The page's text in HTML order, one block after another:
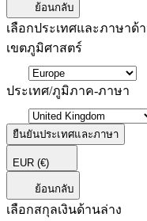
ย้อนกลับ
เลือกประเทศและภาษาด้
เขตภูมิศาสตร์
ประเทศ/ภูมิภาค-ภาษา
ยืนยันประเทศและภาษา
EUR (€)
ย้อนกลับ
เลือกสกุลเงินด้านล่าง